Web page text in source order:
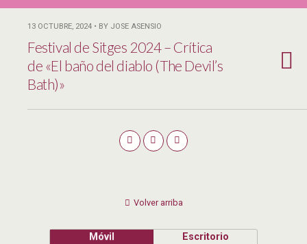
13 OCTUBRE, 2024 • BY JOSE ASENSIO
Festival de Sitges 2024 – Crítica
de «El baño del diablo (The Devil’s
Bath)»
Volver arriba
Móvil Escritorio